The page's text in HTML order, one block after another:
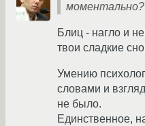
моментально?
Блиц - нагло и
твои сладкие
Умению
словами и
не было.
Единственное,